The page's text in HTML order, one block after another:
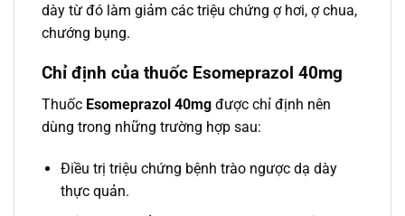
dày từ đó làm giảm các triệu chứng ợ hơi, ợ chua,
chướng bụng.
Chỉ định của thuốc Esomeprazol 40mg
Thuốc Esomeprazol 40mg được chỉ định nên
dùng trong những trường hợp sau:
Điều trị triệu chứng bệnh trào ngược dạ dày
thực quản.